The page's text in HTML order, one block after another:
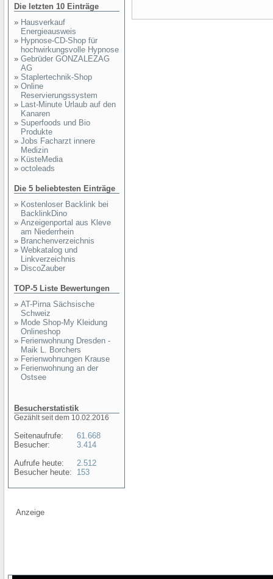
Die letzten 10 Einträge
» Hausverkauf
Energieausweis
» Hypnose-CD-Shop für
hochwirkungsvolle Hypnose
» Gebrüder GONZALEZAG
AG
» Staplertechnik-Shop
» Online
Reservierungssystem
» Last-Minute Urlaub auf den
Kanaren
» Superfoods und Bio
Produkte
» Jobs Facharzt innere
Medizin
» KüsteMedia
» octoleads
Die 5 beliebtesten Einträge
» Kostenloser Backlink bei
BacklinkDino
» Anzeigenportal aus Kleve
am Niederrhein
» Branchenverzeichnis
» Webkatalog und
Linkverzeichnis
» DiscoZauber
TOP-5 Liste Bewertungen
» AT-Pirna Sächsische
Schweiz
» Mode Shop-My Kleidung
Onlineshop
» Ferienwohnung Dresden -
Maik L. Borchers
» Ferienwohnungen Krause
» Ferienwohnung an der
Ostsee
Besucherstatistik
Gezählt seit dem 10.02.2016
Seitenaufrufe:
Besucher:
Aufrufe heute:
Besucher heute:
61.668
3.414
2.512
153
Anzeige